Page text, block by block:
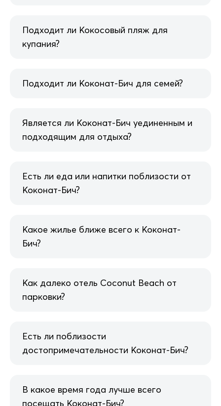
Подходит ли Кокосовый пляж для
купания?
Подходит ли Коконат-Бич для семей?
Является ли Коконат-Бич уединенным и
подходящим для отдыха?
Есть ли еда или напитки поблизости от
Коконат-Бич?
Какое жилье ближе всего к Коконат-
Бич?
Как далеко отель Coconut Beach от
парковки?
Есть ли поблизости
достопримечательности Коконат-Бич?
В какое время года лучше всего
посещать Коконат-Бич?